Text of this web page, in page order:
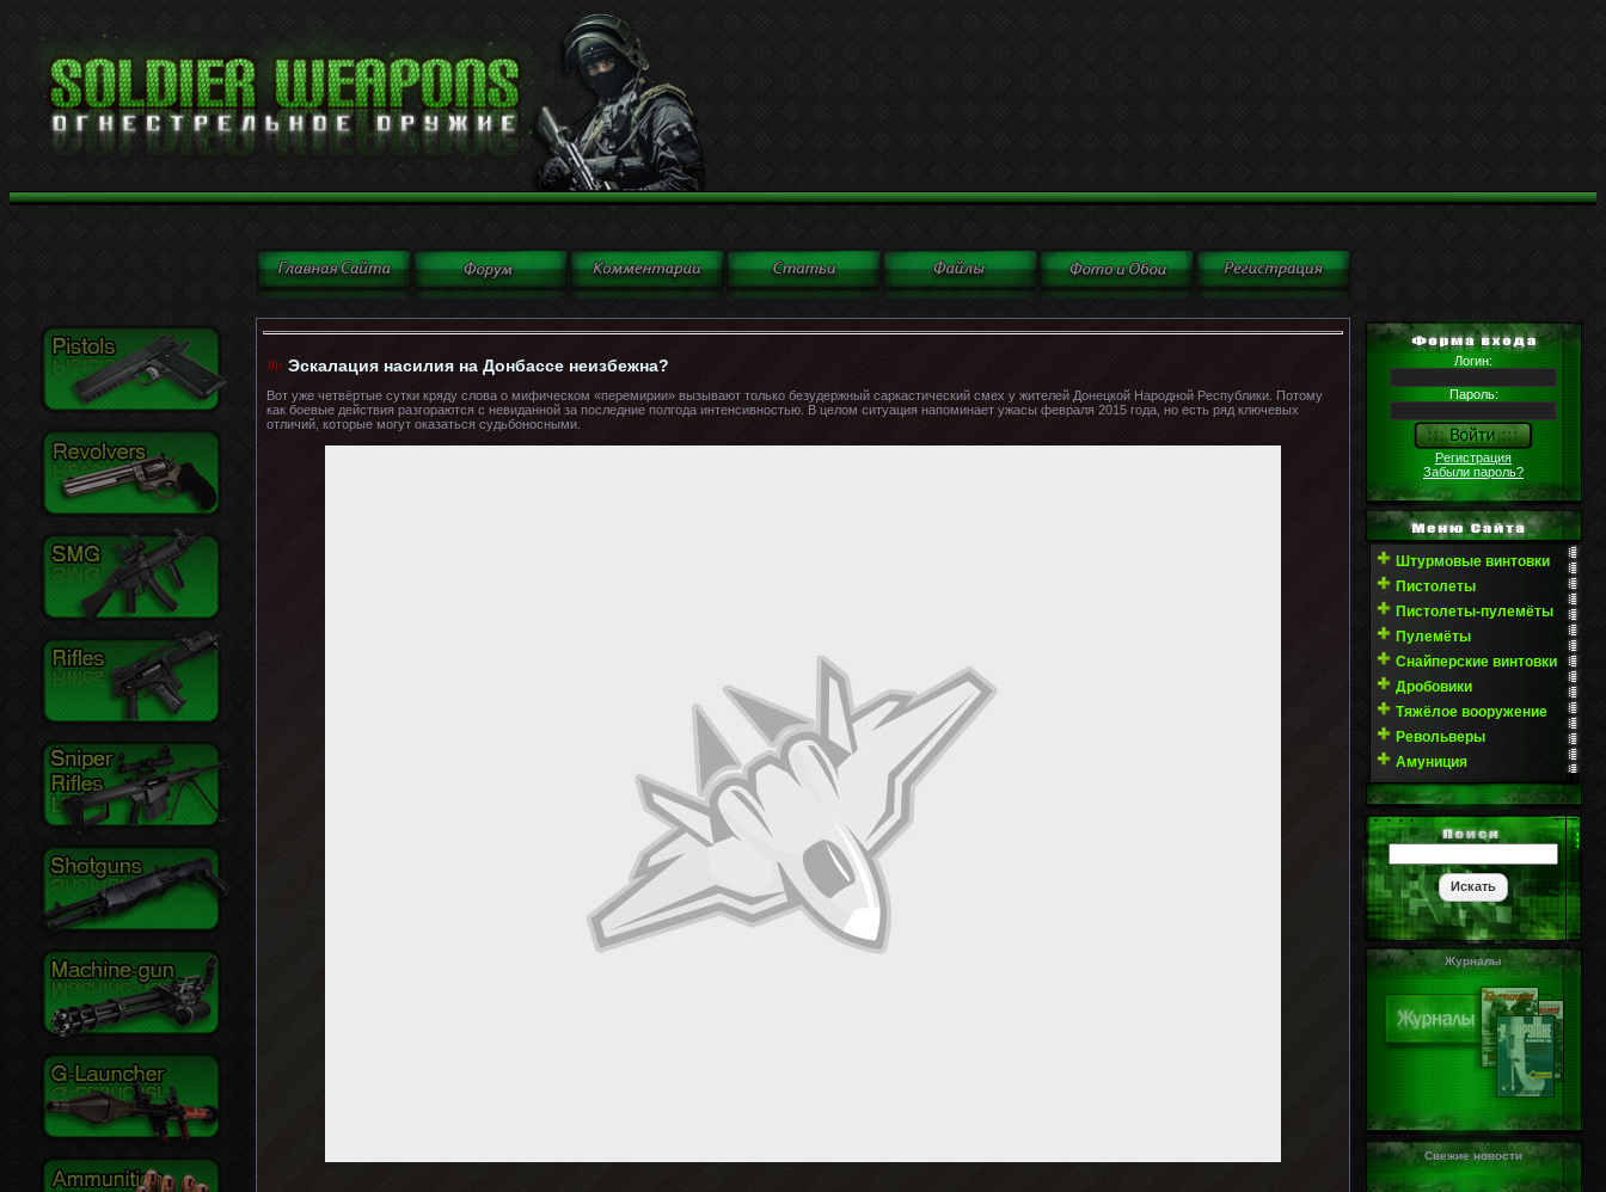
Эскалация насилия на Донбассе неизбежна?
Вот уже четвёртые сутки кряду слова о мифическом «перемирии» вызывают только безудержный саркастический смех у жителей Донецкой Народной Республики. Потому
как боевые действия разгораются с невиданной за последние полгода интенсивностью. В целом ситуация напоминает ужасы февраля 2015 года, но есть ряд ключевых
отличий, которые могут оказаться судьбоносными.
Логин:
Пароль:
Регистрация
Забыли пароль?
Штурмовые винтовки
Пистолеты
Пистолеты-пулемёты
Пулемёты
Снайперские винтовки
Дробовики
Тяжёлое вооружение
Револьверы
Амуниция
Журналы
Свежие новости